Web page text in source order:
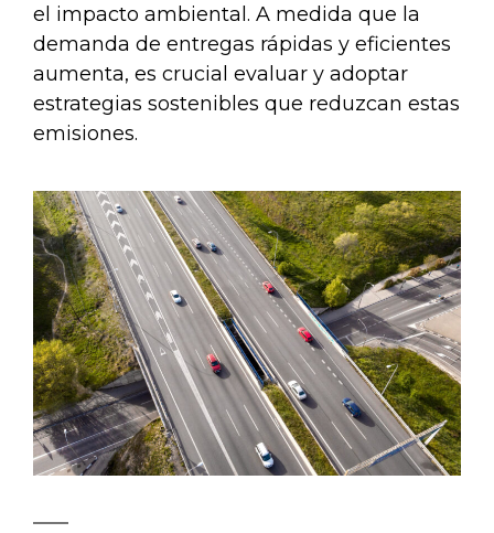
el impacto ambiental. A medida que la
demanda de entregas rápidas y eficientes
aumenta, es crucial evaluar y adoptar
estrategias sostenibles que reduzcan estas
emisiones.